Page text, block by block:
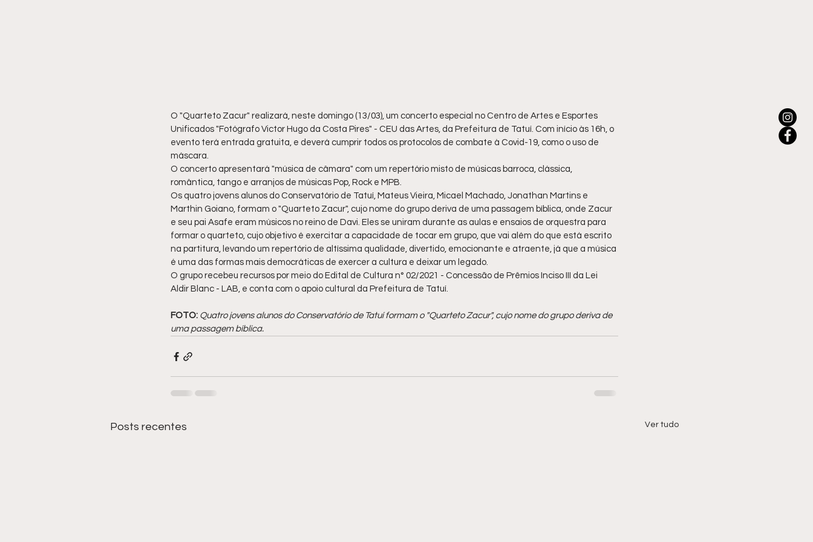
O "Quarteto Zacur" realizará, neste domingo (13/03), um concerto especial no Centro de Artes e Esportes
Unificados "Fotógrafo Victor Hugo da Costa Pires" - CEU das Artes, da Prefeitura de Tatuí. Com início às 16h, o
evento terá entrada gratuita, e deverá cumprir todos os protocolos de combate à Covid-19, como o uso de
máscara.
O concerto apresentará "música de câmara" com um repertório misto de músicas barroca, clássica,
romântica, tango e arranjos de músicas Pop, Rock e MPB.
Os quatro jovens alunos do Conservatório de Tatuí, Mateus Vieira, Micael Machado, Jonathan Martins e
Marthin Goiano, formam o "Quarteto Zacur", cujo nome do grupo deriva de uma passagem bíblica, onde Zacur
e seu pai Asafe eram músicos no reino de Davi. Eles se uniram durante as aulas e ensaios de orquestra para
formar o quarteto, cujo objetivo é exercitar a capacidade de tocar em grupo, que vai além do que está escrito
na partitura, levando um repertório de altíssima qualidade, divertido, emocionante e atraente, já que a música
é uma das formas mais democráticas de exercer a cultura e deixar um legado.
O grupo recebeu recursos por meio do Edital de Cultura n° 02/2021 - Concessão de Prêmios Inciso III da Lei
Aldir Blanc - LAB, e conta com o apoio cultural da Prefeitura de Tatuí.
FOTO: Quatro jovens alunos do Conservatório de Tatuí formam o "Quarteto Zacur", cujo nome do grupo deriva de
uma passagem bíblica.
Posts recentes Ver tudo